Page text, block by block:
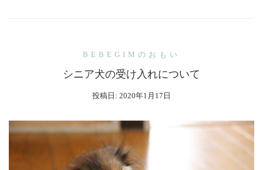
BEBEGIMのおもい
シニア犬の受け入れについて
投稿日: 2020年1月17日